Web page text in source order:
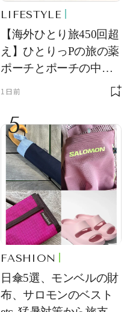
LIFESTYLE
【海外ひとり旅450回超
え】ひとりっPの旅の薬
ポーチとポーチの中身
を初公開！ 本当に使え
ム
1日前
5
FASHION
日傘5選、モンベルの財
布、サロモンのベスト